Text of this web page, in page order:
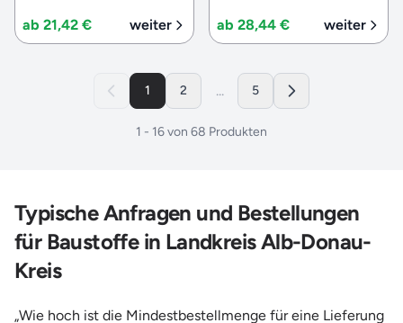
ab 21,42 € weiter ab 28,44 € weiter
1 2 ... 5
1 - 16von 68 Produkten
Typische Anfragen und Bestellungen
für Baustoffe in Landkreis Alb-Donau-
Kreis
„Wie hoch ist die Mindestbestellmenge für eine Lieferung